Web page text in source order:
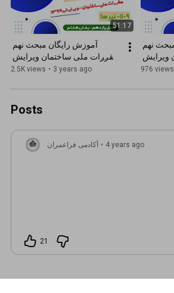
51:17
1399 | فصل یازدهم : تیرها ( 2.5K views • 3 years ago
1399 | فصل یازدهم : تیرها ( 976 views
Posts
آکادمی فراعمران • 4 years ago
21